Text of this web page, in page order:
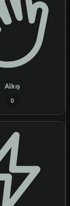
Alkış
0